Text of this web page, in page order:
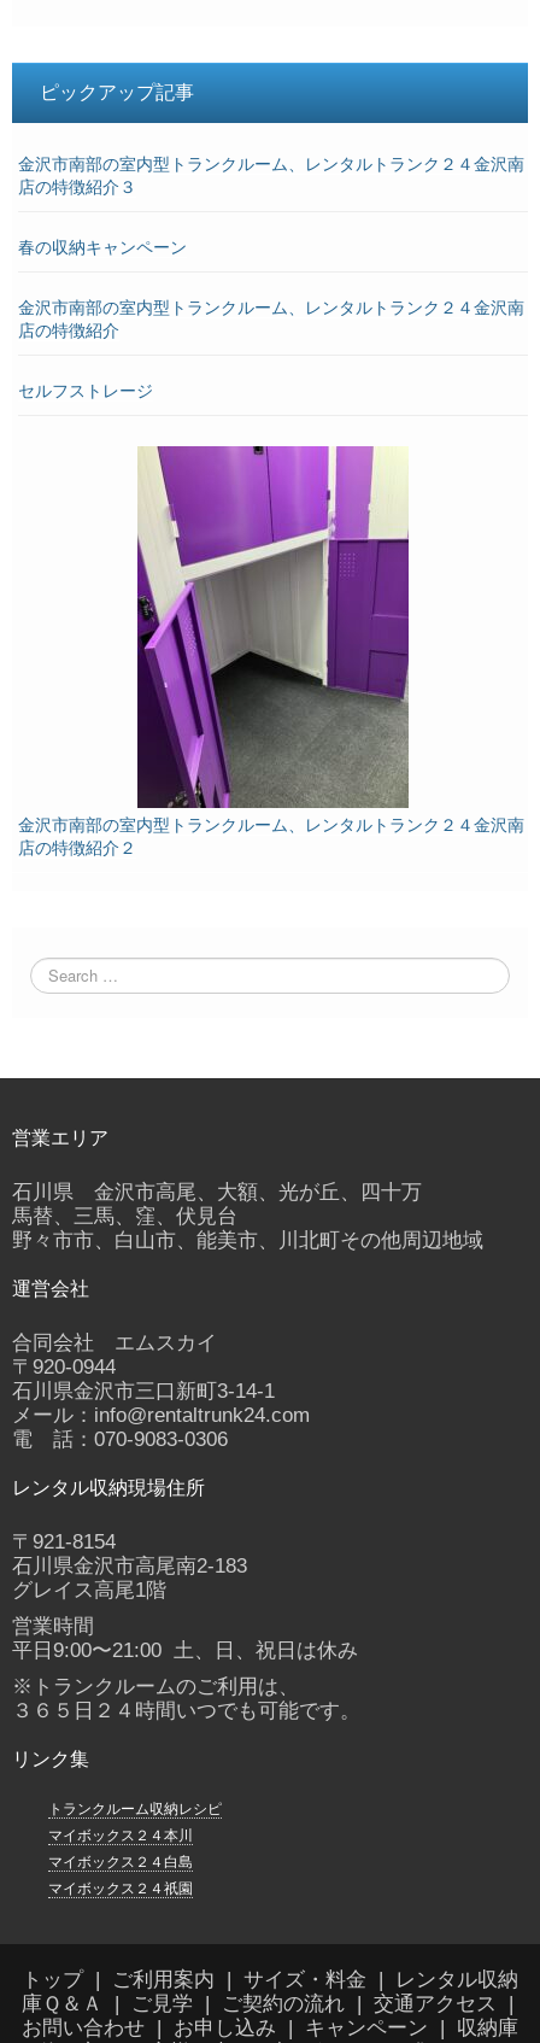
ピックアップ記事
金沢市南部の室内型トランクルーム、レンタルトランク２４金沢南
店の特徴紹介３
春の収納キャンペーン
金沢市南部の室内型トランクルーム、レンタルトランク２４金沢南
店の特徴紹介
セルフストレージ
金沢市南部の室内型トランクルーム、レンタルトランク２４金沢南
店の特徴紹介２
営業エリア
石川県 金沢市高尾、大額、光が丘、四十万
馬替、三馬、窪、伏見台
野々市市、白山市、能美市、川北町その他周辺地域
運営会社
合同会社 エムスカイ
〒920-0944
石川県金沢市三口新町3-14-1
メール：info@rentaltrunk24.com
電 話：070-9083-0306
レンタル収納現場住所
〒921-8154
石川県金沢市高尾南2-183
グレイス高尾1階
営業時間
平日9:00〜21:00 土、日、祝日は休み
※トランクルームのご利用は、
３６５日２４時間いつでも可能です。
リンク集
トランクルーム収納レシピ
マイボックス２４本川
マイボックス２４白島
マイボックス２４祇園
トップ ご利用案内 サイズ・料金
レンタル収納
庫Ｑ＆Ａ
ご見学 ご契約の流れ
交通アクセス
お問い合わせ
お申し込み キャンペーン
収納庫